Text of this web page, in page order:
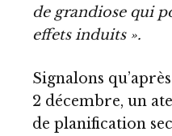
de grandiose qui
effets induits ».
Signalons
2 décembre, un
de planification